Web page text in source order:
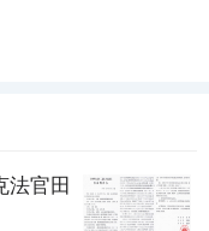
法官田